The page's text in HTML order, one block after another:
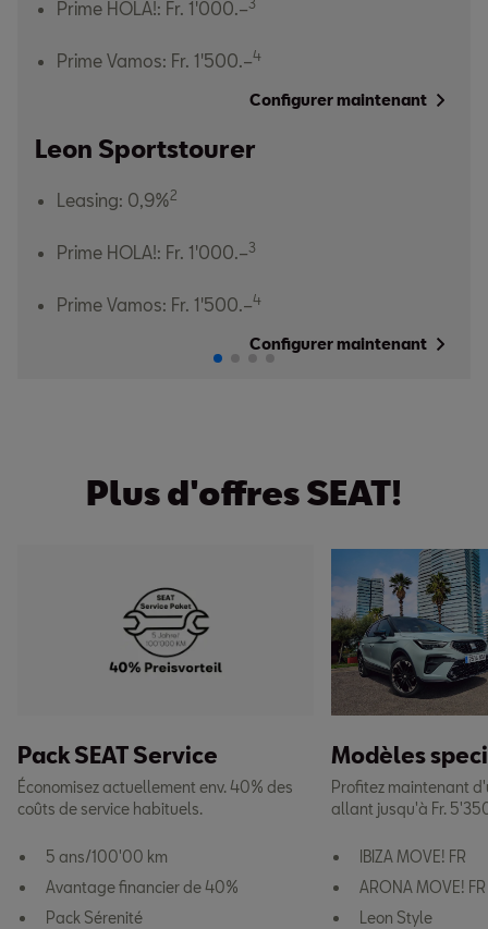
Prime HOLA!: Fr. 1'000.–
Prime Vamos: Fr. 1'500.–4
Configurer maintenant
Leon Sportstourer
Leasing: 0,9%2
Prime HOLA!: Fr. 1'000.–3
Prime Vamos: Fr. 1'500.–4
Configurer maintenant
Plus d'offres SEAT!
Pack SEAT Service
Économisez actuellement env. 40% des
coûts de service habituels.
5 ans/100'00 km
Avantage financier de 40%
Pack Sérenité
Modèles
Profitez maintenant
allant jusqu'à Fr.
IBIZA MOVE! FR
ARONA MOVE! FR
Leon Style